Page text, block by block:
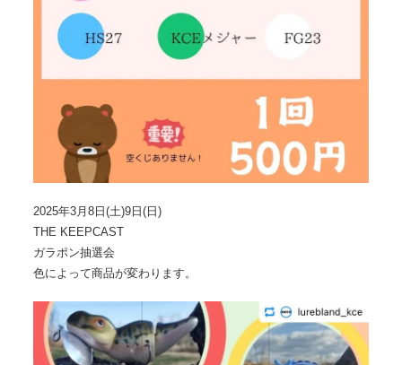
2025年3月8日(土)9日(日)
THE KEEPCAST
ガラポン抽選会
色によって商品が変わります。